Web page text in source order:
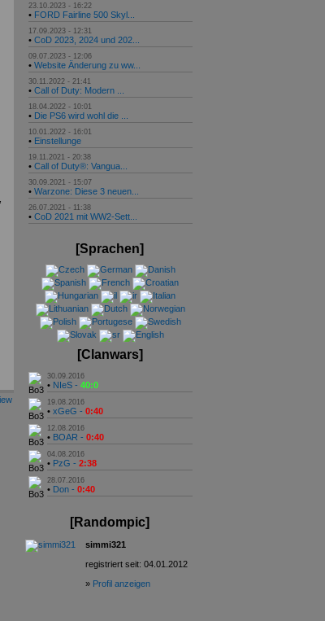
23.10.2023 - 16:22
• FORD Fairline 500 Skyl...
17.09.2023 - 12:31
• CoD 2023, 2024 und 202...
09.07.2023 - 12:06
• Website Änderung zu ww...
30.11.2022 - 21:41
• Call of Duty: Modern ...
18.04.2022 - 10:01
• Die PS6 wird wohl die ...
10.01.2022 - 16:01
• Einstellunge
19.11.2021 - 20:38
• Call of Duty®: Vangua...
30.09.2021 - 15:07
• Warzone: Diese 3 neuen...
26.07.2021 - 11:38
• CoD 2021 mit WW2-Sett...
[Sprachen]
[Clanwars]
30.09.2016
• NIeS - 40:0
19.08.2016
• xGeG - 0:40
12.08.2016
• BOAR - 0:40
04.08.2016
• PzG - 2:38
28.07.2016
• Don - 0:40
[Randompic]
simmi321
registriert seit: 04.01.2012
» Profil anzeigen